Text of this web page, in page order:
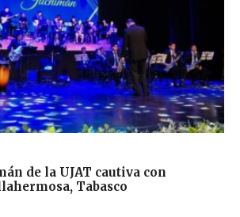
de la UJAT cautiva con
Tabasco